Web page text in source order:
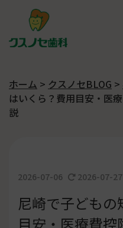
ホーム > クスノセBLOG >
はいくら？費用目安・医
説
2026-07-06 2026-07-27
尼崎で子ども
目安・医療費